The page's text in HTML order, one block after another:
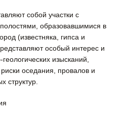
собой участки с
образовавшимися в
(известняка, гипса и
особый интерес и
изысканий
оседания, провалов и
структур.